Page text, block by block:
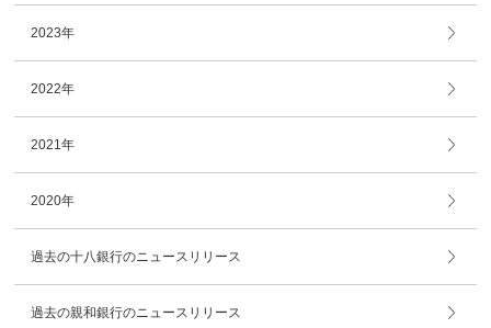
2023年
2022年
2021年
2020年
過去の十八銀行のニュースリリース
過去の親和銀行のニュースリリース